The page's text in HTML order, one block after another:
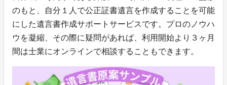
のもと、自分１人で公正証書遺言を作成することを可能
にした遺言書作成サポートサービスです。プロのノウハ
ウを凝縮、その際に疑問があれば、利用開始より３ヶ月
間は士業にオンラインで相談することもできます。